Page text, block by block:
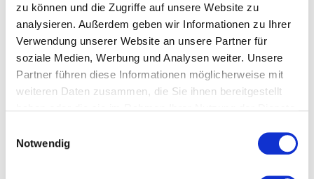
zu können und die Zugriffe auf unsere Website zu
analysieren. Außerdem geben wir Informationen zu Ihrer
Verwendung unserer Website an unsere Partner für
soziale Medien, Werbung und Analysen weiter. Unsere
Partner führen diese Informationen möglicherweise mit
weiteren Daten zusammen, die Sie ihnen bereitgestellt
Notwendig
Abschluss stehen ihnen interessante Karrieremöglichkeiten
offen. So kann eine Fortbildung zum Geprüften
Medienfachwirt / zur Geprüften Medienfachwirtin (Bachelor
Professional in Media), ein Abschluss als Staatlich
Geprüfte/-r Techniker/-in (Bachelor Professional in Technik)
oder Staatlich Geprüfte/-r Gestalter/-in (Bachelor
Professional in Gestaltung) absolviert werden.
abgestimmte, von der Kultusministerkonferenz (KMK) für
den schulischen Teil der dualen Ausbildung entwickelte
Rahmenlehrplan lösen die bestehende Regelung aus dem